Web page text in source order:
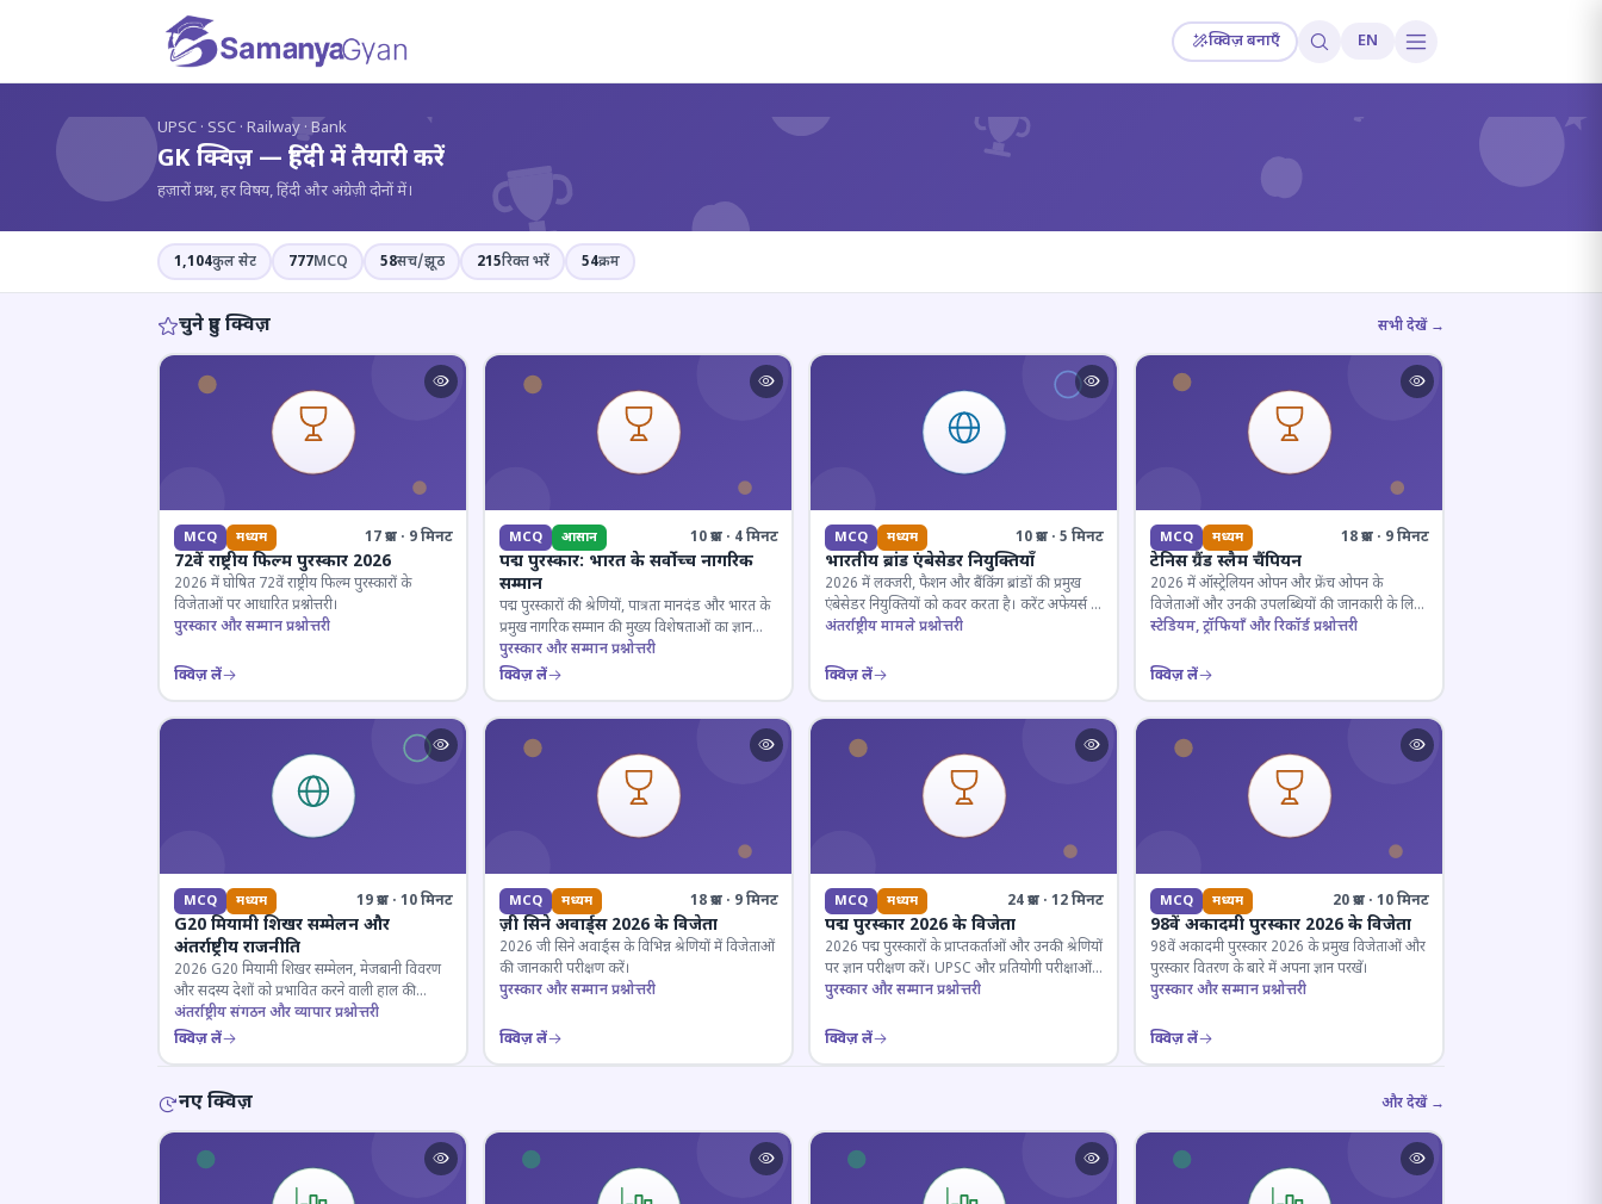
क्विज़ बनाएँ EN
? ? ?
UPSC · SSC · Railway · Bank
GK क्विज़ — हिंदी में तैयारी करें
हज़ारों प्रश्न, हर विषय, हिंदी और अंग्रेज़ी दोनों में।
1,104कुल सेट 777MCQ 58सच/झूठ 215रिक्त भरें 54क्रम
चुने हुए क्विज़ सभी देखें →
MCQ मध्यम 17 प्रश्न · 9 मिनट
72वें राष्ट्रीय फिल्म पुरस्कार 2026
2026 में घोषित 72वें राष्ट्रीय फिल्म पुरस्कारों के
विजेताओं पर आधारित प्रश्नोत्तरी।
पुरस्कार और सम्मान प्रश्नोत्तरी
क्विज़ लें
MCQ आसान 10 प्रश्न · 4 मिनट
पद्म पुरस्कार: भारत के सर्वोच्च नागरिक
सम्मान
पद्म पुरस्कारों की श्रेणियों, पात्रता मानदंड और भारत के
प्रमुख नागरिक सम्मान की मुख्य विशेषताओं का ज्ञान
परखें।
पुरस्कार और सम्मान प्रश्नोत्तरी
क्विज़ लें
MCQ मध्यम 10 प्रश्न · 5 मिनट
भारतीय ब्रांड एंबेसेडर नियुक्तियाँ
2026 में लक्जरी, फैशन और बैंकिंग ब्रांडों की प्रमुख
एंबेसेडर नियुक्तियों को कवर करता है। करेंट अफेयर्स के
लिए जरूरी।
अंतर्राष्ट्रीय मामले प्रश्नोत्तरी
क्विज़ लें
MCQ मध्यम 18 प्रश्न · 9 मिनट
टेनिस ग्रैंड स्लैम चैंपियन
2026 में ऑस्ट्रेलियन ओपन और फ्रेंच ओपन के
विजेताओं और उनकी उपलब्धियों की जानकारी के लिए
क्विज़।
स्टेडियम, ट्रॉफियाँ और रिकॉर्ड प्रश्नोत्तरी
क्विज़ लें
MCQ मध्यम 19 प्रश्न · 10 मिनट
G20 मियामी शिखर सम्मेलन और
अंतर्राष्ट्रीय राजनीति
2026 G20 मियामी शिखर सम्मेलन, मेजबानी विवरण
और सदस्य देशों को प्रभावित करने वाली हाल की
राजनयिक घटनाओं पर ज्ञान परीक्षण करें।
अंतर्राष्ट्रीय संगठन और व्यापार प्रश्नोत्तरी
क्विज़ लें
MCQ मध्यम 18 प्रश्न · 9 मिनट
ज़ी सिने अवार्ड्स 2026 के विजेता
2026 जी सिने अवार्ड्स के विभिन्न श्रेणियों में विजेताओं
की जानकारी परीक्षण करें।
पुरस्कार और सम्मान प्रश्नोत्तरी
क्विज़ लें
MCQ मध्यम 24 प्रश्न · 12 मिनट
पद्म पुरस्कार 2026 के विजेता
2026 पद्म पुरस्कारों के प्राप्तकर्ताओं और उनकी श्रेणियों
पर ज्ञान परीक्षण करें। UPSC और प्रतियोगी परीक्षाओं
के लिए महत्वपूर्ण।
पुरस्कार और सम्मान प्रश्नोत्तरी
क्विज़ लें
MCQ मध्यम 20 प्रश्न · 10 मिनट
98वें अकादमी पुरस्कार 2026 के विजेता
98वें अकादमी पुरस्कार 2026 के प्रमुख विजेताओं और
पुरस्कार वितरण के बारे में अपना ज्ञान परखें।
पुरस्कार और सम्मान प्रश्नोत्तरी
क्विज़ लें
नए क्विज़ और देखें →